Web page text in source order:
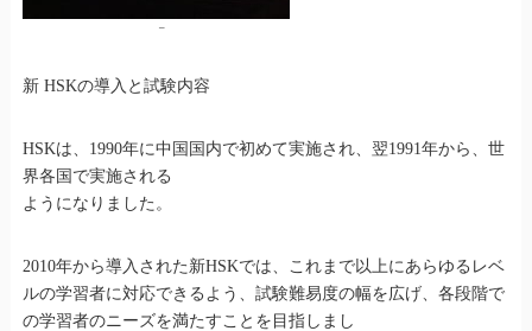
–
新 HSKの導入と試験内容
HSKは、1990年に中国国内で初めて実施され、翌1991年から、世
界各国で実施される
ようになりました。
2010年から導入された新HSKでは、これまで以上にあらゆるレベ
ルの学習者に対応できるよう、試験難易度の幅を広げ、各段階で
の学習者のニーズを満たすことを目指しまし